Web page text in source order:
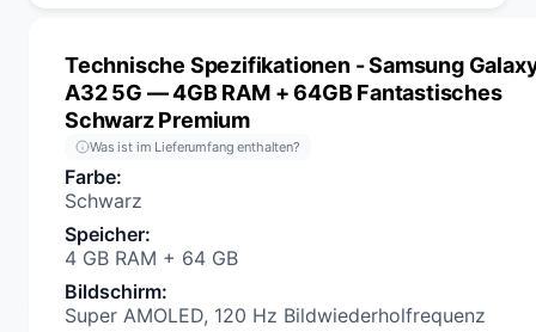
Technische Spezifikationen- Samsung
A32 5G — 4GB RAM + 64GB Fantastisches
Schwarz Premium
Was ist im Lieferumfang enthalten?
Farbe:
Schwarz
Speicher:
4 GB RAM + 64 GB
Bildschirm:
Super AMOLED, 120 Hz Bildwiederholfrequenz